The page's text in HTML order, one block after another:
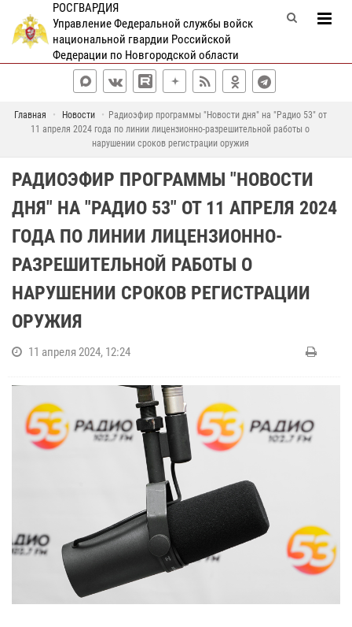
РОСГВАРДИЯ
Управление Федеральной службы войск
национальной гвардии Российской
Федерации по Новгородской области
Главная Новости
Радиоэфир программы "Новости дня" на "Радио 53" от
11 апреля 2024 года по линии лицензионно-разрешительной работы о
нарушении сроков регистрации оружия
РАДИОЭФИР ПРОГРАММЫ "НОВОСТИ
ДНЯ" НА "РАДИО 53" ОТ 11 АПРЕЛЯ 2024
ГОДА ПО ЛИНИИ ЛИЦЕНЗИОННО-
РАЗРЕШИТЕЛЬНОЙ РАБОТЫ О
НАРУШЕНИИ СРОКОВ РЕГИСТРАЦИИ
ОРУЖИЯ
11 апреля 2024, 12:24